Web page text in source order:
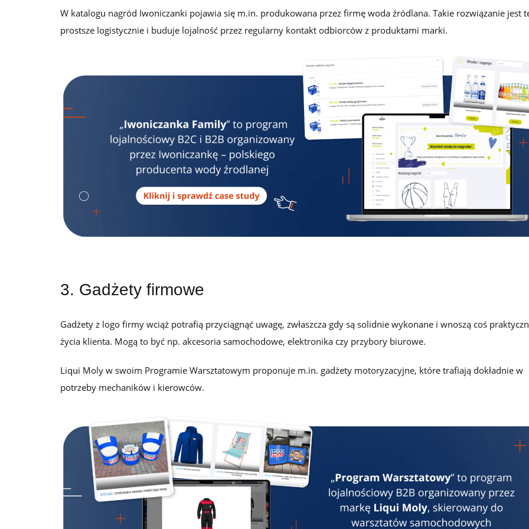
W katalogu nagród Iwoniczanki pojawia się m.in. produkowana przez firmę woda źródlana. Takie rozwiązanie jest
prostsze logistycznie i buduje lojalność przez regularny kontakt odbiorców z produktami marki.
3. Gadżety firmowe
Gadżety z logo firmy wciąż potrafią przyciągnąć uwagę, zwłaszcza gdy są solidnie wykonane i wnoszą coś
życia klienta. Mogą to być np. akcesoria samochodowe, elektronika czy przybory biurowe.
Liqui Moly w swoim Programie Warsztatowym proponuje m.in. gadżety motoryzacyjne, które trafiają dokładnie w
potrzeby mechaników i kierowców.